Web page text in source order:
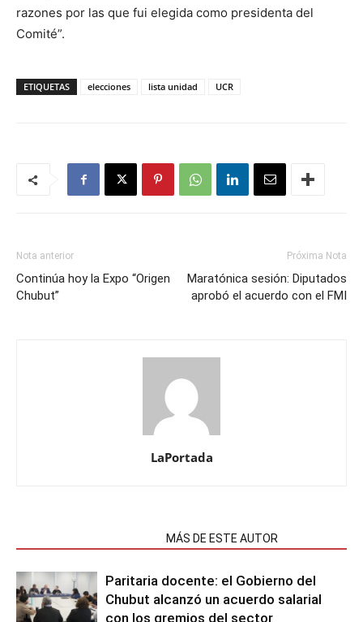
razones por las que fui elegida como presidenta del
Comité”.
ETIQUETAS elecciones lista unidad UCR
Nota anterior
Continúa hoy la Expo “Origen
Chubut”
Próxima Nota
Maratónica sesión: Diputados
aprobó el acuerdo con el FMI
LaPortada
MÁS DE ESTE AUTOR
Paritaria docente: el Gobierno del
Chubut alcanzó un acuerdo salarial
con los gremios del sector